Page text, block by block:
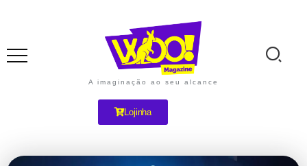
A imaginação ao seu alcance
Lojinha